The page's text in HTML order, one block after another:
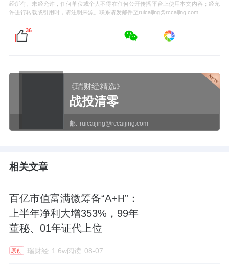
经所有。未经允许，任何单位或个人不得在任何公开传播平台上使用本文内容；经允
许进行转载或引用时，请注明来源。联系请发邮件至ruicaijing@rccaijing.com
36
《瑞财经精选》
战投清零
邮: ruicaijing@rccaijing.com
相关文章
百亿市值富满微筹备“A+H”：
上半年净利大增353%，99年
董秘、01年证代上位
原创 瑞财经 1.6w阅读 08-07